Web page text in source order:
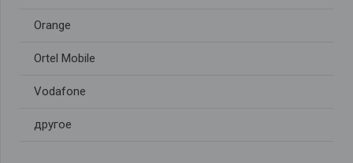
Orange
Ortel Mobile
Vodafone
другое